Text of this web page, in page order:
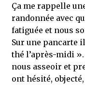
Ça me rappelle
randonnée avec
fatiguée et nous
Sur une pancarte
thé l’après-midi
nous asseoir et
ont hésité,